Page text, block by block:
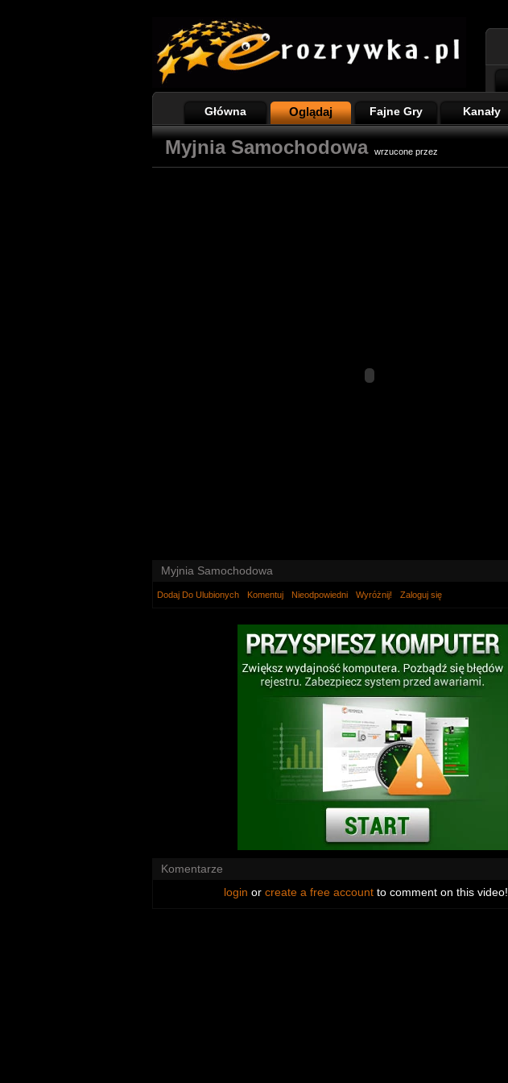
Główna Oglądaj Fajne Gry Kanały
Myjnia Samochodowa wrzucone przez
Myjnia Samochodowa
Dodaj Do Ulubionych Komentuj Nieodpowiedni Wyróżnij! Zaloguj się
Komentarze
login or create a free accountto comment on this video!